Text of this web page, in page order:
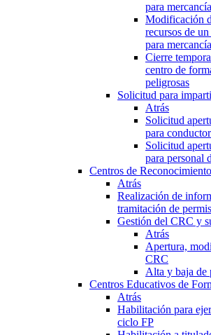
para
Modificación
recursos de
para
Cierre
centro de
peligrosas
Solicitud para
Atrás
Solicitud
para
Solicitud
para personal
Centros de
Atrás
Realización de
tramitación de
Gestión del CRC y
Atrás
Apertura,
CRC
Alta y baja de
Centros Educativos de
Atrás
Habilitación para
ciclo FP